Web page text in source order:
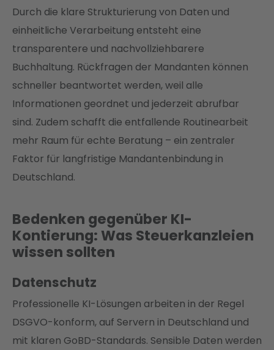
Durch die klare Strukturierung von Daten und
einheitliche Verarbeitung entsteht eine
transparentere und nachvollziehbarere
Buchhaltung. Rückfragen der Mandanten können
schneller beantwortet werden, weil alle
Informationen geordnet und jederzeit abrufbar
sind. Zudem schafft die entfallende Routinearbeit
mehr Raum für echte Beratung – ein zentraler
Faktor für langfristige Mandantenbindung in
Deutschland.
Bedenken gegenüber KI-
Kontierung: Was Steuerkanzleien
wissen sollten
Datenschutz
Professionelle KI-Lösungen arbeiten in der Regel
DSGVO-konform, auf Servern in Deutschland und
mit klaren GoBD-Standards. Sensible Daten werden